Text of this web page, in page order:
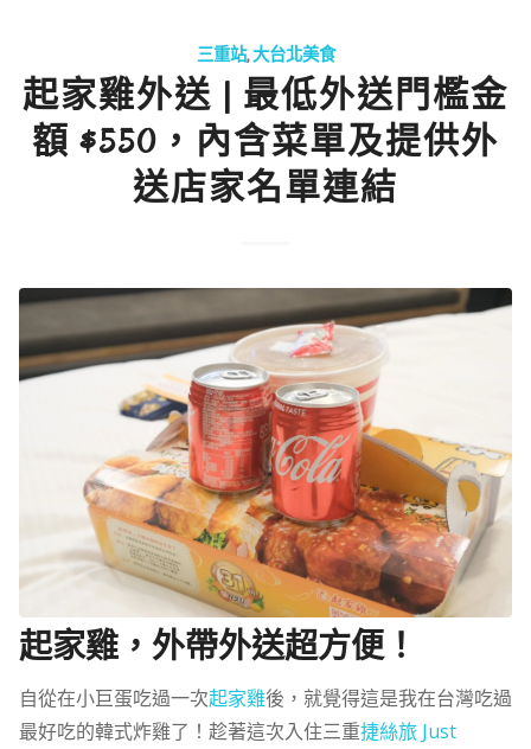
三重站,大台北美食
起家雞外送 | 最低外送門檻金
額 $550，內含菜單及提供外
送店家名單連結
起家雞，外帶外送超方便！
自從在小巨蛋吃過一次起家雞後，就覺得這是我在台灣吃過
最好吃的韓式炸雞了！趁著這次入住三重捷絲旅 Just